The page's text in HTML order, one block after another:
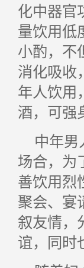
化中器官
量饮用低
小酌，不
消化吸收
年人饮用
酒，可强
中年男
场合，为
善饮用烈
聚会、宴
叙友情，
谊，同时